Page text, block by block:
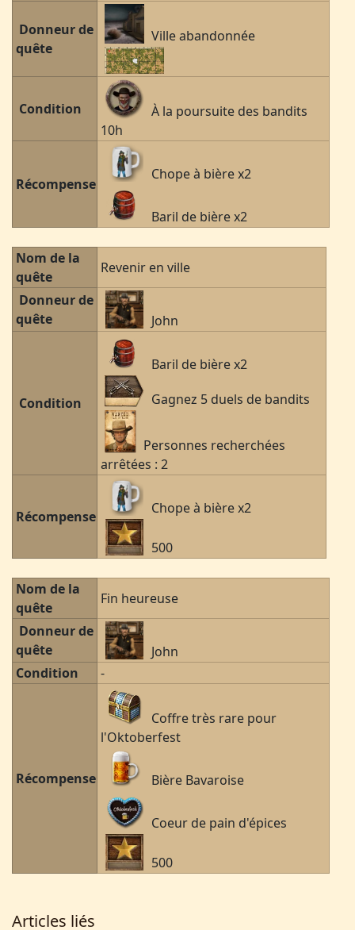
Donneur de
quête
Ville abandonnée
Condition
À la poursuite des bandits
10h
Récompense
Chope à bière x2
Baril de bière x2
Nom de la
quête
Revenir en ville
Donneur de
quête
John
Condition
Baril de bière x2
Gagnez 5 duels de bandits
Personnes recherchées
arrêtées : 2
Récompense Chope à bière x2
500
Nom de la
quête
Fin heureuse
Donneur de
quête
John
Condition
-
Récompense
Coffre très rare pour
l'Oktoberfest
Bière Bavaroise
Coeur de pain d'épices
500
Articles liés